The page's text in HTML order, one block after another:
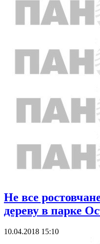
Не все
дереву в парке
10.04.2018 15:10